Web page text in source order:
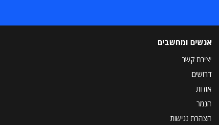
אנשים ומחשבים
יצירת קשר
דרושים
אודות
הנמר
הצהרת נגישות